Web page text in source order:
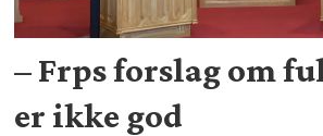
– Frps forslag om
er ikke god